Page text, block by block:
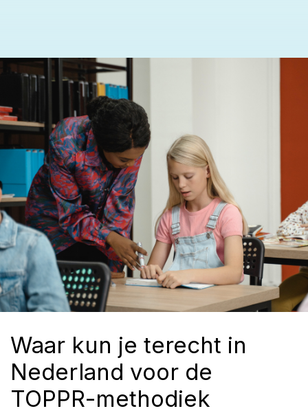
Waar kun je terecht in
Nederland voor de
TOPPR-methodiek